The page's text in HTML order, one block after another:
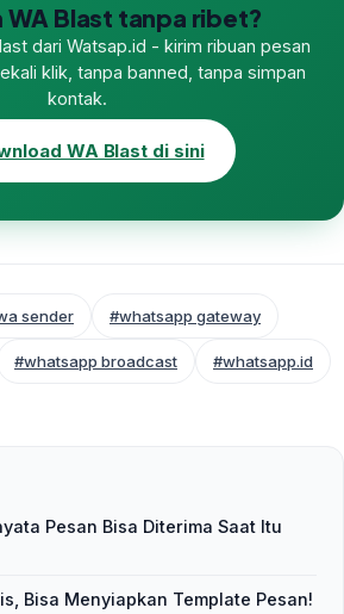
WA Blast tanpa ribet?
dari Watsap.id - kirim ribuan pesan
klik, tanpa banned, tanpa simpan
kontak.
WA Blast di sini
sender #whatsapp gateway
#whatsapp broadcast #whatsapp.id
Pesan Bisa Diterima Saat Itu
Bisa Menyiapkan Template Pesan!